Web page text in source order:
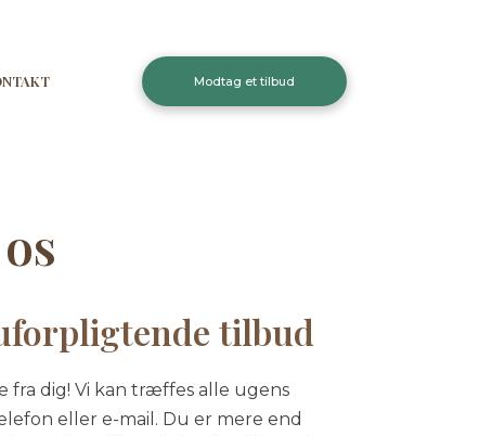
Modtag et tilbud​
tilbud
fra dig! Vi kan træffes alle ugens
eller e-mail. Du er mere end